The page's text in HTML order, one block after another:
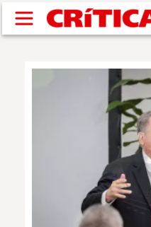
Pasar al contenido principal